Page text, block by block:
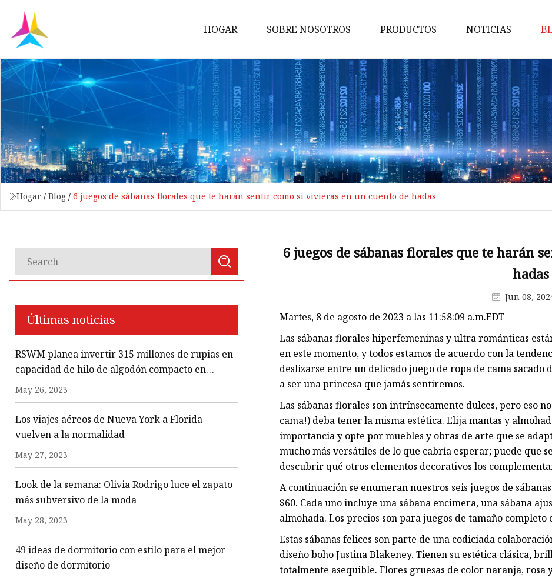
HOGAR SOBRE NOSOTROS PRODUCTOS
Hilo
Telas infantiles
Telas para ropa
Telas no tejidas
Tela vaquera
Tela de felpa
Doble gasa
Hilo cubierto
NOTICIAS
Hogar / Blog / 6 juegos de sábanas florales que te harán sentir como si vivieras en un cuento de hadas
Últimas noticias
RSWM planea invertir 315 millones de rupias en
capacidad de hilo de algodón compacto en
Banswara
May 26, 2023
Los viajes aéreos de Nueva York a Florida
vuelven a la normalidad
May 27, 2023
Look de la semana: Olivia Rodrigo luce el zapato
más subversivo de la moda
May 28, 2023
49 ideas de dormitorio con estilo para el mejor
diseño de dormitorio
6 juegos de sábanas florales que te harán
hadas
Jun 08,
Martes, 8 de agosto de 2023 a las 11:58:09 a.m.EDT
Las sábanas florales hiperfemeninas y ultra románticas
en este momento, y todos estamos de acuerdo con la
deslizarse entre un delicado juego de ropa de cama sacado
a ser una princesa que jamás sentiremos.
Las sábanas florales son intrínsecamente dulces, pero eso
cama!) deba tener la misma estética. Elija mantas y
importancia y opte por muebles y obras de arte que se
mucho más versátiles de lo que cabría esperar; puede que
descubrir qué otros elementos decorativos los
A continuación se enumeran nuestros seis juegos de
$60. Cada uno incluye una sábana encimera, una sábana
almohada. Los precios son para juegos de tamaño completo
Estas sábanas felices son parte de una codiciada
diseño boho Justina Blakeney. Tienen su estética clásica,
totalmente asequible. Flores gruesas de color naranja, rosa